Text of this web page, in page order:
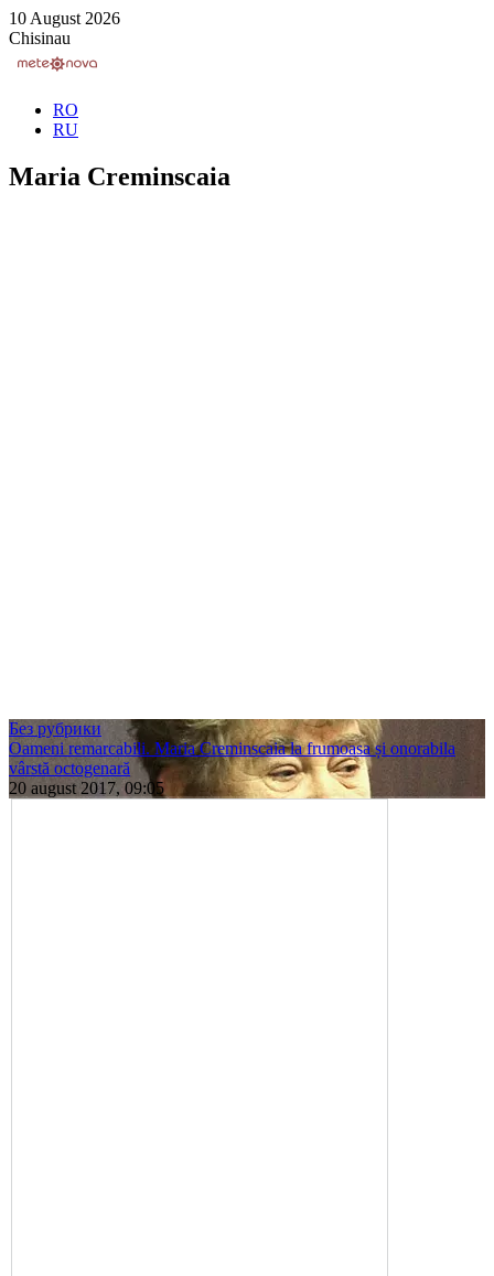
10 August 2026
Chisinau
RO
RU
Maria Creminscaia
Без рубрики
Оameni remarcabili. Maria Creminscaia la frumoasa și onorabila
vârstă octogenară
20 august 2017, 09:05